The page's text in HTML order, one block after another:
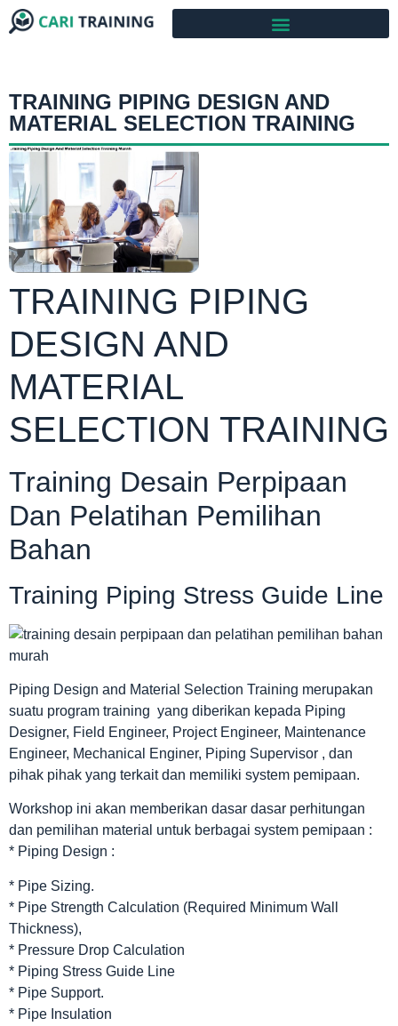
TRAINING PIPING DESIGN AND
MATERIAL SELECTION TRAINING
TRAINING PIPING
DESIGN AND
MATERIAL
SELECTION TRAINING
Training Desain Perpipaan
Dan Pelatihan Pemilihan
Bahan
Training Piping Stress Guide Line
Piping Design and Material Selection Training merupakan
suatu program training yang diberikan kepada Piping
Designer, Field Engineer, Project Engineer, Maintenance
Engineer, Mechanical Enginer, Piping Supervisor , dan
pihak pihak yang terkait dan memiliki system pemipaan.
Workshop ini akan memberikan dasar dasar perhitungan
dan pemilihan material untuk berbagai system pemipaan :
* Piping Design :
* Pipe Sizing.
* Pipe Strength Calculation (Required Minimum Wall
Thickness),
* Pressure Drop Calculation
* Piping Stress Guide Line
* Pipe Support.
* Pipe Insulation